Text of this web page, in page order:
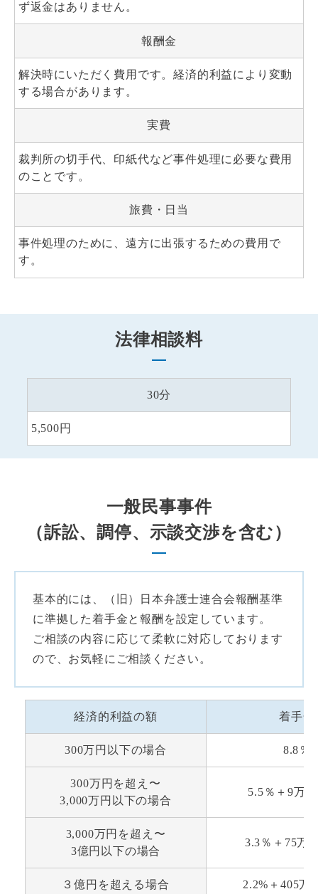
ず返金はありません。
報酬金
解決時にいただく費用です。経済的利益により変動
する場合があります。
実費
裁判所の切手代、印紙代など事件処理に必要な費用
のことです。
旅費・日当
事件処理のために、遠方に出張するための費用で
す。
法律相談料
30分
5,500円
一般民事事件
（訴訟、調停、示談交渉を含む）
基本的には、（旧）日本弁護士連合会報酬基準
に準拠した着手金と報酬を設定しています。
ご相談の内容に応じて柔軟に対応しております
ので、お気軽にご相談ください。
経済的利益の額 着手金
300万円以下の場合 8.8％
300万円を超え〜
3,000万円以下の場合
5.5％＋9万
3,000万円を超え〜
3億円以下の場合
3.3％＋75万
３億円を超える場合 2.2%＋405万